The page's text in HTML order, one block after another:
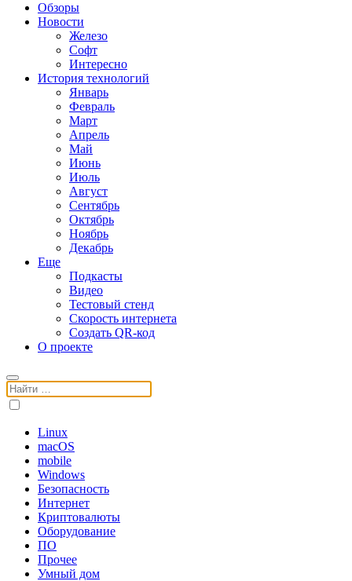
Обзоры
Новости
Железо
Софт
Интересно
История технологий
Январь
Февраль
Март
Апрель
Май
Июнь
Июль
Август
Сентябрь
Октябрь
Ноябрь
Декабрь
Еще
Подкасты
Видео
Тестовый стенд
Скорость интернета
Создать QR-код
О проекте
Поиск:
Linux
macOS
mobile
Windows
Безопасность
Интернет
Криптовалюты
Оборудование
ПО
Прочее
Умный дом